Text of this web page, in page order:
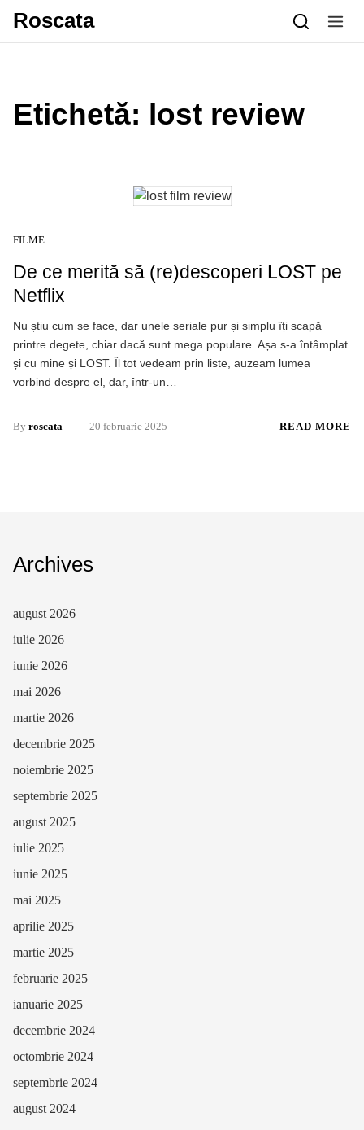
Roscata
Etichetă: lost review
FILME
De ce merită să (re)descoperi LOST pe
Netflix
Nu știu cum se face, dar unele seriale pur și simplu îți scapă
printre degete, chiar dacă sunt mega populare. Așa s-a întâmplat
și cu mine și LOST. Îl tot vedeam prin liste, auzeam lumea
vorbind despre el, dar, într-un…
By roscata 20 februarie 2025 READ MORE
Archives
august 2026
iulie 2026
iunie 2026
mai 2026
martie 2026
decembrie 2025
noiembrie 2025
septembrie 2025
august 2025
iulie 2025
iunie 2025
mai 2025
aprilie 2025
martie 2025
februarie 2025
ianuarie 2025
decembrie 2024
octombrie 2024
septembrie 2024
august 2024